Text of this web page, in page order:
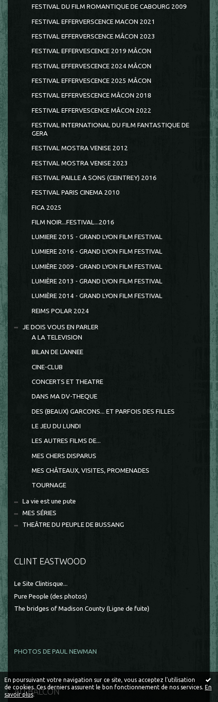
En poursuivant votre navigation sur ce site, vous acceptez l'utilisation
de cookies. Ces derniers assurent le bon fonctionnement de nos services. En
savoir plus.
FESTIVAL DU FILM ROMANTIQUE DE CABOURG 2009
FESTIVAL EFFERVERSCENCE MACON 2021
FESTIVAL EFFERVERSCENCE MÂCON 2023
FESTIVAL EFFERVESCENCE 2019 MÂCON
FESTIVAL EFFERVESCENCE 2024 MÂCON
FESTIVAL EFFERVESCENCE 2025 MÂCON
FESTIVAL EFFERVESCENCE MÂCON 2018
FESTIVAL EFFERVESCENCE MÂCON 2022
FESTIVAL INTERNATIONAL DU FILM FANTASTIQUE DE
GERA
FESTIVAL MOSTRA VENISE 2012
FESTIVAL MOSTRA VENISE 2023
FESTIVAL PAILLE A SONS (CEINTREY) 2016
FESTIVAL PARIS CINEMA 2010
FICA 2025
FILM NOIR...FESTIVAL...2016
LUMIERE 2015 - GRAND LYON FILM FESTIVAL
LUMIERE 2016 - GRAND LYON FILM FESTIVAL
LUMIÈRE 2009 - GRAND LYON FILM FESTIVAL
LUMIÈRE 2013 - GRAND LYON FILM FESTIVAL
LUMIÈRE 2014 - GRAND LYON FILM FESTIVAL
REIMS POLAR 2024
JE DOIS VOUS EN PARLER
A LA TELEVISION
BILAN DE L'ANNEE
CINE-CLUB
CONCERTS ET THEATRE
DANS MA DV-THEQUE
DES (BEAUX) GARCONS... ET PARFOIS DES FILLES
LE JEU DU LUNDI
LES AUTRES FILMS DE...
MES CHERS DISPARUS
MES CHÂTEAUX, VISITES, PROMENADES
TOURNAGE
La vie est une pute
MES SÉRIES
THEÂTRE DU PEUPLE DE BUSSANG
CLINT EASTWOOD
Le Site Clintisque...
Pure People (des photos)
The bridges of Madison County (Ligne de fuite)
PHOTOS DE PAUL NEWMAN
AU BALCON